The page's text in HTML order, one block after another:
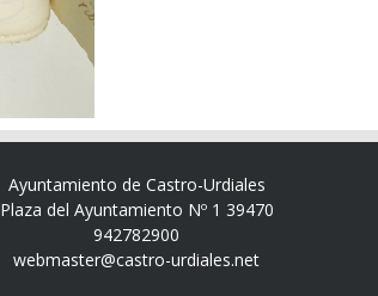
Ayuntamiento de Castro-Urdiales
Plaza del Ayuntamiento Nº 1 39470
942782900
webmaster@castro-urdiales.net